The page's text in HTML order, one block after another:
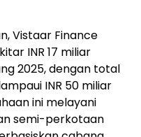
Vistaar Finance
INR 17 miliar
2025, dengan total
INR 50 miliar
ini melayani
semi-perkotaan